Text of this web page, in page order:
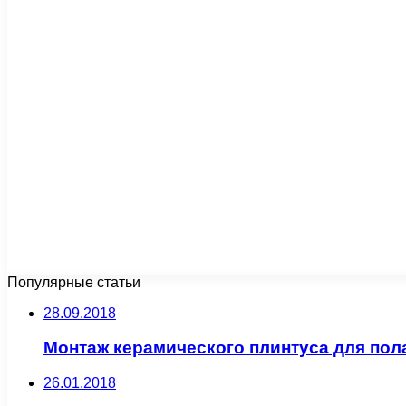
Популярные статьи
28.09.2018
Монтаж керамического плинтуса для
26.01.2018